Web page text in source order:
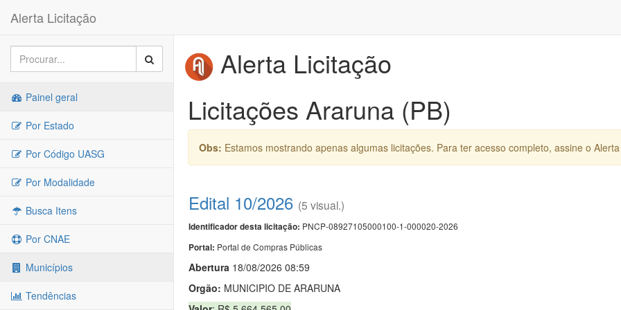
Alerta Licitação
Painel geral
Por Estado
Por Código UASG
Por Modalidade
Busca Itens
Por CNAE
Municípios
Tendências
Alerta Licitação
Licitações Araruna (PB)
Obs: Estamos mostrando apenas algumas licitações. Para ter acesso completo, assine o
Edital 10/2026 (5 visual.)
Identificador desta licitação: PNCP-08927105000100-1-000020-2026
Portal: Portal de Compras Públicas
Abertura 18/08/2026 08:59
Orgão: MUNICIPIO DE ARARUNA